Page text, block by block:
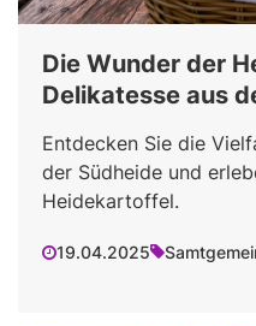
Die Wunder der
Delikatesse aus
Entdecken Sie die
der Südheide und
Heidekartoffel.
19.04.2025